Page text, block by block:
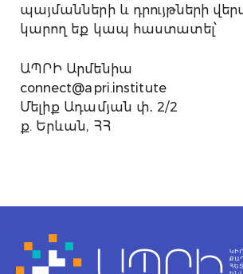
պայմանների և դրույթների
կարող եք կապ հաստատել՝
ԱՊՐԻ Արմենիա
connect@apri.institute
Մելիք Ադամյան փ․ 2/2
ք. Երևան, ՀՀ